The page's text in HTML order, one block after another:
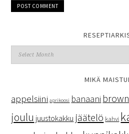
MIKÄ
appelsiini aprikoosi banaani
joulu juustokakku jäätelö kahvi